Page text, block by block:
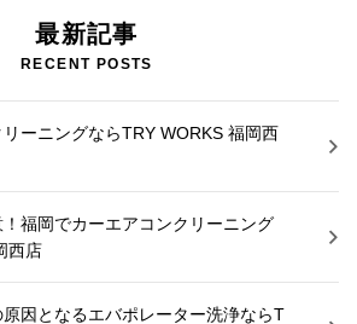
最新記事
RECENT POSTS
ーニングならTRY WORKS 福岡西
福岡でカーエアコンクリーニング
西店
因となるエバポレーター洗浄ならT